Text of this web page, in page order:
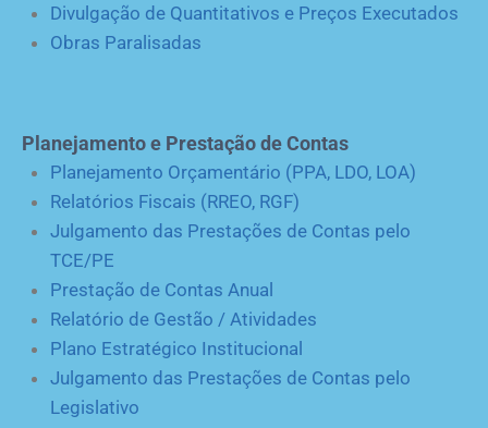
Divulgação de Quantitativos e Preços Executados
Obras Paralisadas
Planejamento e Prestação de Contas
Planejamento Orçamentário (PPA, LDO, LOA)
Relatórios Fiscais (RREO, RGF)
Julgamento das Prestações de Contas pelo
TCE/PE
Prestação de Contas Anual
Relatório de Gestão / Atividades
Plano Estratégico Institucional
Julgamento das Prestações de Contas pelo
Legislativo